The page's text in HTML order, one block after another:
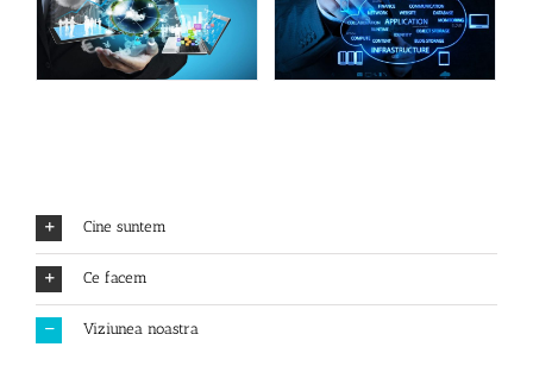
Cine suntem
Ce facem
Viziunea noastra